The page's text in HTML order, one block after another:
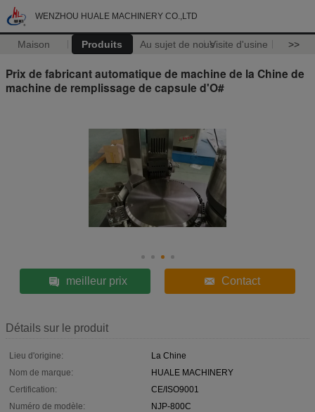
WENZHOU HUALE MACHINERY CO.,LTD
Maison Produits Au sujet de nousVisite d'usine >>
Prix de fabricant automatique de machine de la Chine de
machine de remplissage de capsule d'O#
meilleur prix Contact
Détails sur le produit
Lieu d'origine:
La Chine
Nom de marque:
HUALE MACHINERY
Certification:
CE/ISO9001
Numéro de modèle:
NJP-800C